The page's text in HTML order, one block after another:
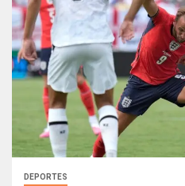
DEPORTES